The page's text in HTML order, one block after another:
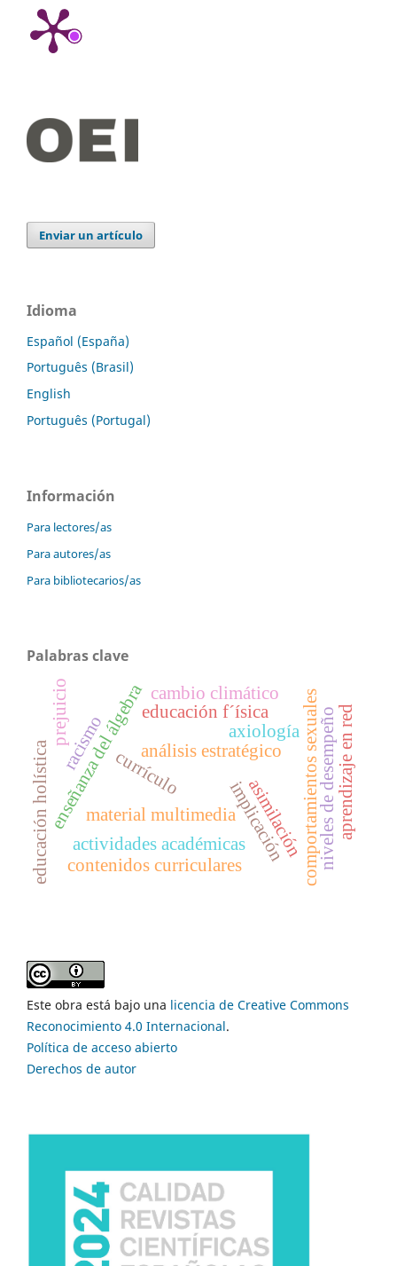
Enviar un artículo
Idioma
Español (España)
Português (Brasil)
English
Português (Portugal)
Información
Para lectores/as
Para autores/as
Para bibliotecarios/as
Palabras clave
currículo
implicación
axiología
material multimedia
enseñanza del álgebra comportamientos sexuales
educación holística análisis estratégico
actividades académicas
contenidos curriculares
niveles de desempeñoaprendizaje en red
educación f´ísica
asimilación
racismo
prejuicio cambio climático
Este obra está bajo una licencia de Creative Commons
Reconocimiento 4.0 Internacional.
Política de acceso abierto
Derechos de autor